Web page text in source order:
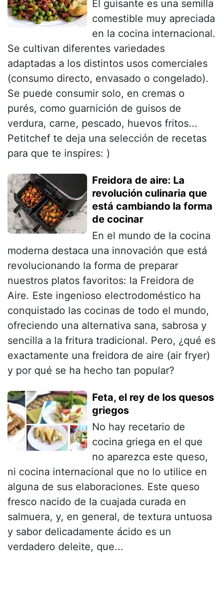
El guisante es una semilla
comestible muy apreciada
en la cocina internacional.
Se cultivan diferentes variedades
adaptadas a los distintos usos comerciales
(consumo directo, envasado o congelado).
Se puede consumir solo, en cremas o
purés, como guarnición de guisos de
verdura, carne, pescado, huevos fritos...
Petitchef te deja una selección de recetas
para que te inspires: )
Freidora de aire: La
revolución culinaria que
está cambiando la forma
de cocinar
En el mundo de la cocina
moderna destaca una innovación que está
revolucionando la forma de preparar
nuestros platos favoritos: la Freidora de
Aire. Este ingenioso electrodoméstico ha
conquistado las cocinas de todo el mundo,
ofreciendo una alternativa sana, sabrosa y
sencilla a la fritura tradicional. Pero, ¿qué es
exactamente una freidora de aire (air fryer)
y por qué se ha hecho tan popular?
Feta, el rey de los quesos
griegos
No hay recetario de
cocina griega en el que
no aparezca este queso,
ni cocina internacional que no lo utilice en
alguna de sus elaboraciones. Este queso
fresco nacido de la cuajada curada en
salmuera, y, en general, de textura untuosa
y sabor delicadamente ácido es un
verdadero deleite, que...